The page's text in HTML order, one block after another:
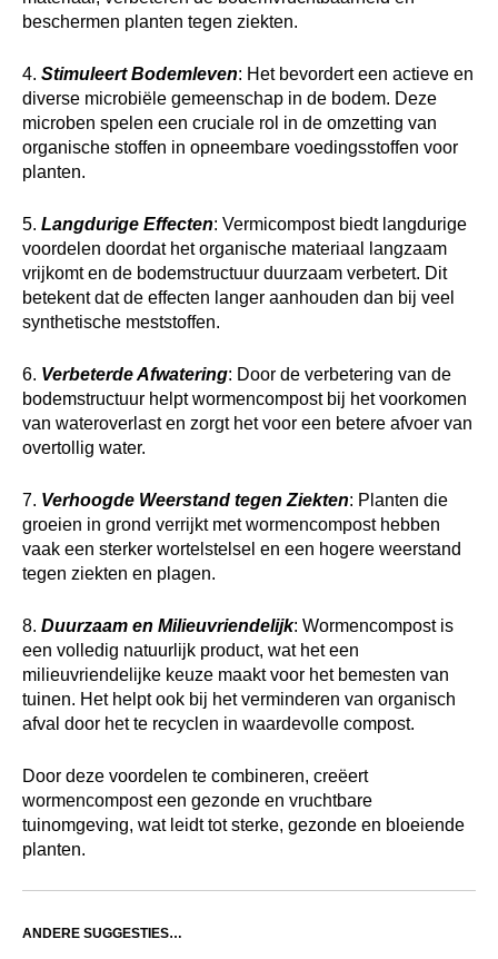
beschermen planten tegen ziekten.
4. Stimuleert Bodemleven: Het bevordert een actieve en
diverse microbiële gemeenschap in de bodem. Deze
microben spelen een cruciale rol in de omzetting van
organische stoffen in opneembare voedingsstoffen voor
planten.
5. Langdurige Effecten: Vermicompost biedt langdurige
voordelen doordat het organische materiaal langzaam
vrijkomt en de bodemstructuur duurzaam verbetert. Dit
betekent dat de effecten langer aanhouden dan bij veel
synthetische meststoffen.
6. Verbeterde Afwatering: Door de verbetering van de
bodemstructuur helpt wormencompost bij het voorkomen
van wateroverlast en zorgt het voor een betere afvoer van
overtollig water.
7. Verhoogde Weerstand tegen Ziekten: Planten die
groeien in grond verrijkt met wormencompost hebben
vaak een sterker wortelstelsel en een hogere weerstand
tegen ziekten en plagen.
8. Duurzaam en Milieuvriendelijk: Wormencompost is
een volledig natuurlijk product, wat het een
milieuvriendelijke keuze maakt voor het bemesten van
tuinen. Het helpt ook bij het verminderen van organisch
afval door het te recyclen in waardevolle compost.
Door deze voordelen te combineren, creëert
wormencompost een gezonde en vruchtbare
tuinomgeving, wat leidt tot sterke, gezonde en bloeiende
planten.
ANDERE SUGGESTIES…